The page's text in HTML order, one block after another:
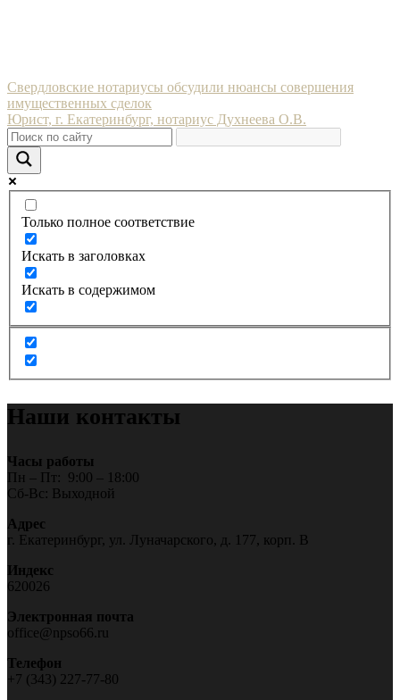
Навигация
по
записям
Свердловские нотариусы обсудили нюансы совершения
имущественных сделок
Юрист, г. Екатеринбург, нотариус Духнеева О.В.
Только полное соответствие
Искать в заголовках
Искать в содержимом
Наши контакты
Часы работы
Пн – Пт: 9:00 – 18:00
Сб-Вс: Выходной
Адрес
г. Екатеринбург, ул. Луначарского, д. 177, корп. В
Индекс
620026
Электронная почта
office@npso66.ru
Телефон
+7 (343) 227-77-80